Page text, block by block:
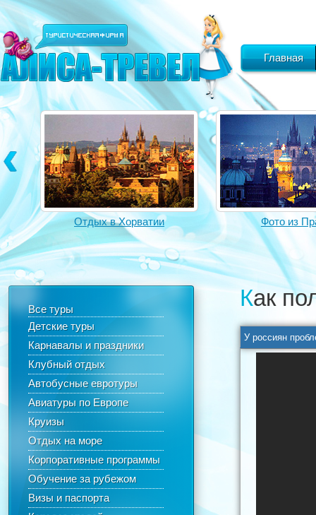
Главная
Отдых в Хорватии Фото из
Все туры
Детские туры
Карнавалы и праздники
Клубный отдых
Автобусные евротуры
Авиатуры по Европе
Круизы
Отдых на море
Корпоративные программы
Обучение за рубежом
Визы и паспорта
Как
У россиян